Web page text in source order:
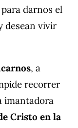
darnos el
desean vivir
, a
recorrer
imantadora
Cristo en la